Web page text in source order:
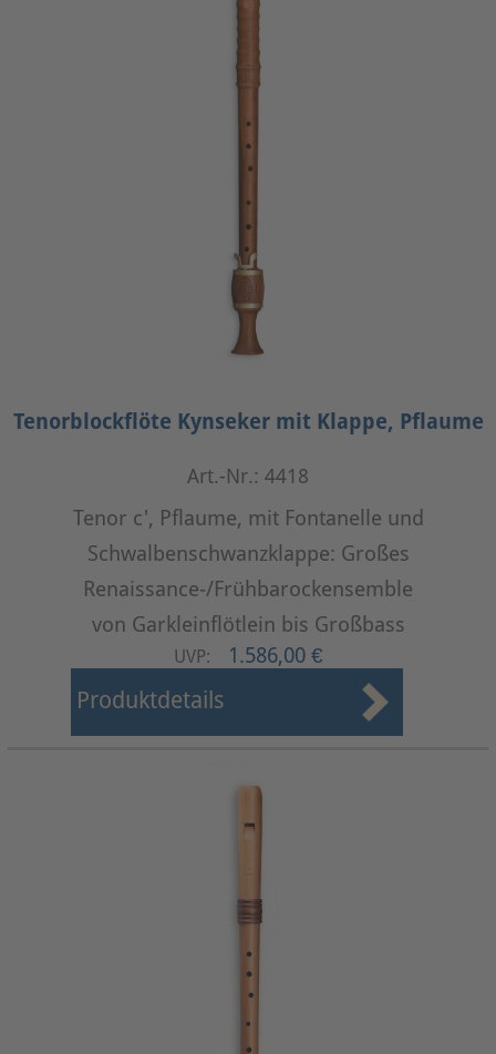
Tenorblockflöte Kynseker mit Klappe, Pflaume
Art.-Nr.: 4418
Tenor c', Pflaume, mit Fontanelle und
Schwalbenschwanzklappe: Großes
Renaissance-/Frühbarockensemble
von Garkleinflötlein bis Großbass
UVP: 1.586,00 €
Produktdetails